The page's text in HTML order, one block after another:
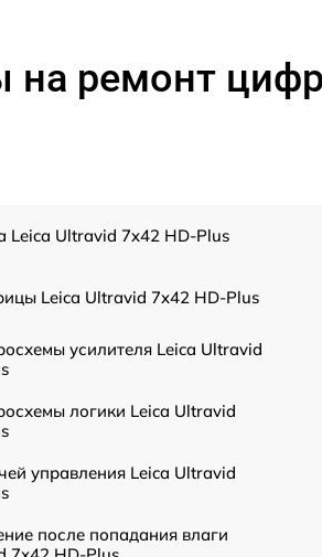
на ремонт
Leica Ultravid 7x42 HD-Plus
Leica Ultravid 7x42 HD-Plus
усилителя Leica Ultravid
логики Leica Ultravid
управления Leica Ultravid
после попадания влаги